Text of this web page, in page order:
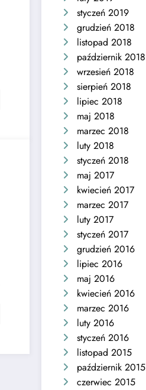
styczeń 2019
grudzień 2018
listopad 2018
październik 2018
wrzesień 2018
sierpień 2018
lipiec 2018
maj 2018
marzec 2018
luty 2018
styczeń 2018
maj 2017
kwiecień 2017
marzec 2017
luty 2017
styczeń 2017
grudzień 2016
lipiec 2016
maj 2016
kwiecień 2016
marzec 2016
luty 2016
styczeń 2016
listopad 2015
październik 2015
czerwiec 2015